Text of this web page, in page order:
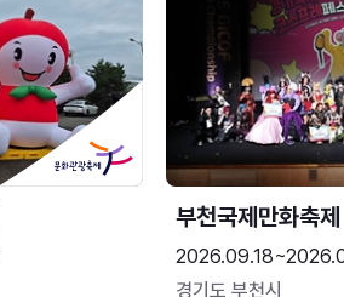
부천국제만화축제
경기도 부천시